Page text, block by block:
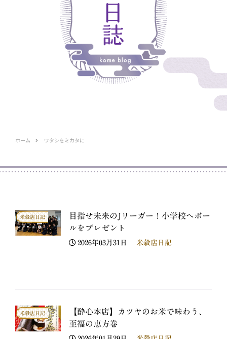
ホーム ワタシをミカタに
米穀店日記
目指せ未来のJリーガー！小学校へボー
ルをプレゼント
2026年03月31日 米穀店日記
米穀店日記
【酔心本店】カツヤのお米で味わう、
至福の恵方巻